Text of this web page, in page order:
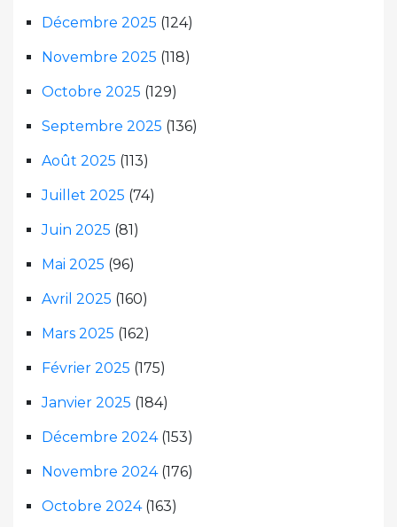
Décembre 2025 (124)
Novembre 2025 (118)
Octobre 2025 (129)
Septembre 2025 (136)
Août 2025 (113)
Juillet 2025 (74)
Juin 2025 (81)
Mai 2025 (96)
Avril 2025 (160)
Mars 2025 (162)
Février 2025 (175)
Janvier 2025 (184)
Décembre 2024(153)
Novembre 2024(176)
Octobre 2024(163)